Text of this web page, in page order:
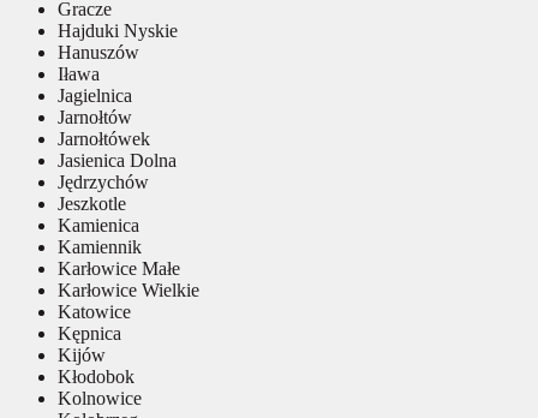
Gracze
Hajduki Nyskie
Hanuszów
Iława
Jagielnica
Jarnołtów
Jarnołtówek
Jasienica Dolna
Jędrzychów
Jeszkotle
Kamienica
Kamiennik
Karłowice Małe
Karłowice Wielkie
Katowice
Kępnica
Kijów
Kłodobok
Kolnowice